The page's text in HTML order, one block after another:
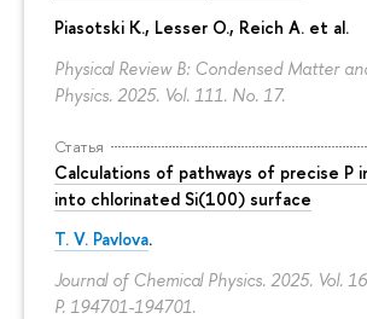
Piasotski K., Lesser O., Reich A. et al.
Physical Review B: Condensed Matter
Physics. 2025. Vol. 111. No. 17.
Статья
Calculations of pathways of precise P
into chlorinated Si(100) surface
T. V. Pavlova.
Journal of Chemical Physics. 2025. Vol.
P. 194701-194701.